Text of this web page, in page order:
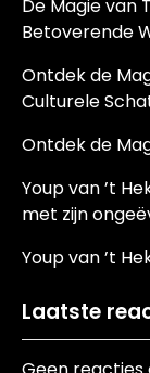
De Magie van
Betoverende
Ontdek de
Culturele
Ontdek de
Youp van ’t
met zijn
Youp van ’t
Laatste